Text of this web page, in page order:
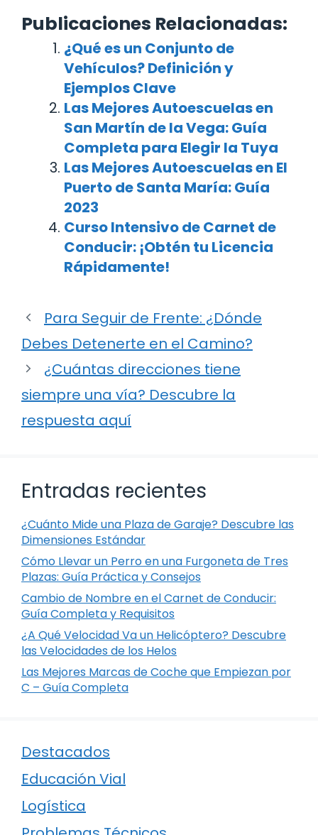
Publicaciones Relacionadas:
¿Qué es un Conjunto de
Vehículos? Definición y
Ejemplos Clave
Las Mejores Autoescuelas en
San Martín de la Vega: Guía
Completa para Elegir la Tuya
Las Mejores Autoescuelas en El
Puerto de Santa María: Guía
2023
Curso Intensivo de Carnet de
Conducir: ¡Obtén tu Licencia
Rápidamente!
Para Seguir de Frente: ¿Dónde
Debes Detenerte en el Camino?
¿Cuántas direcciones tiene
siempre una vía? Descubre la
respuesta aquí
Entradas recientes
¿Cuánto Mide una Plaza de Garaje? Descubre las
Dimensiones Estándar
Cómo Llevar un Perro en una Furgoneta de Tres
Plazas: Guía Práctica y Consejos
Cambio de Nombre en el Carnet de Conducir:
Guía Completa y Requisitos
¿A Qué Velocidad Va un Helicóptero? Descubre
las Velocidades de los Helos
Las Mejores Marcas de Coche que Empiezan por
C – Guía Completa
Destacados
Educación Vial
Logística